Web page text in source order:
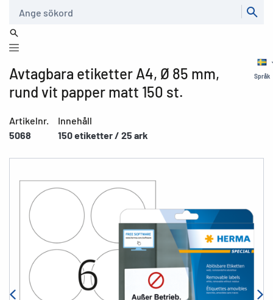
Språk
Avtagbara etiketter A4, Ø 85 mm,
rund vit papper matt 150 st.
Artikelnr.
5068
Innehåll
150 etiketter / 25 ark